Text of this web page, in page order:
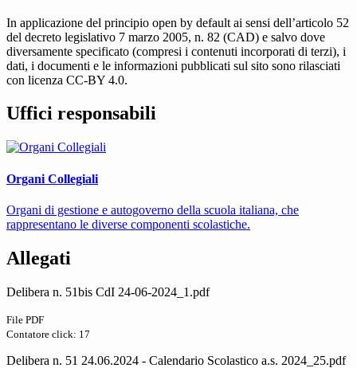
In applicazione del principio open by default ai sensi dell’articolo 52
del decreto legislativo 7 marzo 2005, n. 82 (CAD) e salvo dove
diversamente specificato (compresi i contenuti incorporati di terzi), i
dati, i documenti e le informazioni pubblicati sul sito sono rilasciati
con licenza CC-BY 4.0.
Uffici responsabili
Organi Collegiali
Organi di gestione e autogoverno della scuola italiana, che
rappresentano le diverse componenti scolastiche.
Allegati
Delibera n. 51bis CdI 24-06-2024_1.pdf
File PDF
Contatore click: 17
Delibera n. 51 24.06.2024 - Calendario Scolastico a.s. 2024_25.pdf